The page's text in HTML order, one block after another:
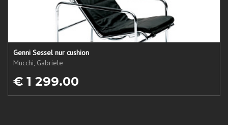
Genni Sessel nur cushion
Mucchi, Gabriele
€ 1 299.00